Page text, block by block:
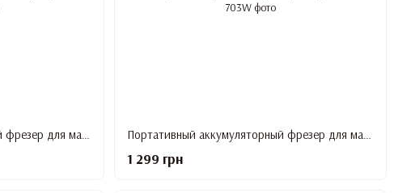
Портативный аккумуляторный фрезер для маникюра Blueque BQ-101, 30 000 об/мин, 40 Вт Портативный аккумуляторный фрезер для маникюра SG-703, 35 000 об/мин, 36 Вт, Белый
1 299 грн